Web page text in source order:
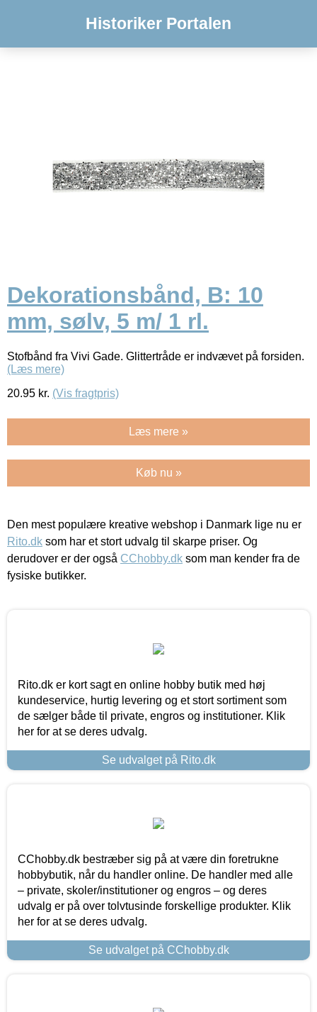
Historiker Portalen
Dekorationsbånd, B: 10
mm, sølv, 5 m/ 1 rl.
Stofbånd fra Vivi Gade. Glittertråde er indvævet på forsiden.
(Læs mere)
20.95 kr. (Vis fragtpris)
Læs mere »
Køb nu »
Den mest populære kreative webshop i Danmark lige nu er
Rito.dk som har et stort udvalg til skarpe priser. Og
derudover er der også CChobby.dk som man kender fra de
fysiske butikker.
Rito.dk er kort sagt en online hobby butik med høj
kundeservice, hurtig levering og et stort sortiment som
de sælger både til private, engros og institutioner. Klik
her for at se deres udvalg.
Se udvalget på Rito.dk
CChobby.dk bestræber sig på at være din foretrukne
hobbybutik, når du handler online. De handler med alle
– private, skoler/institutioner og engros – og deres
udvalg er på over tolvtusinde forskellige produkter. Klik
her for at se deres udvalg.
Se udvalget på CChobby.dk